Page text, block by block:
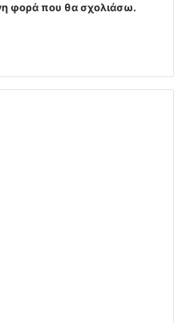
φορά που θα σχολιάσω.